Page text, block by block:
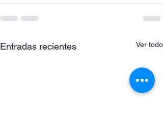
Entradas recientes Ver todo